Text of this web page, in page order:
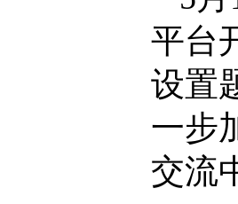
平台
设置
一步
交流